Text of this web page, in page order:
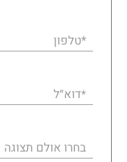
*טלפון
*דוא״ל
בחרו אולם תצוגה